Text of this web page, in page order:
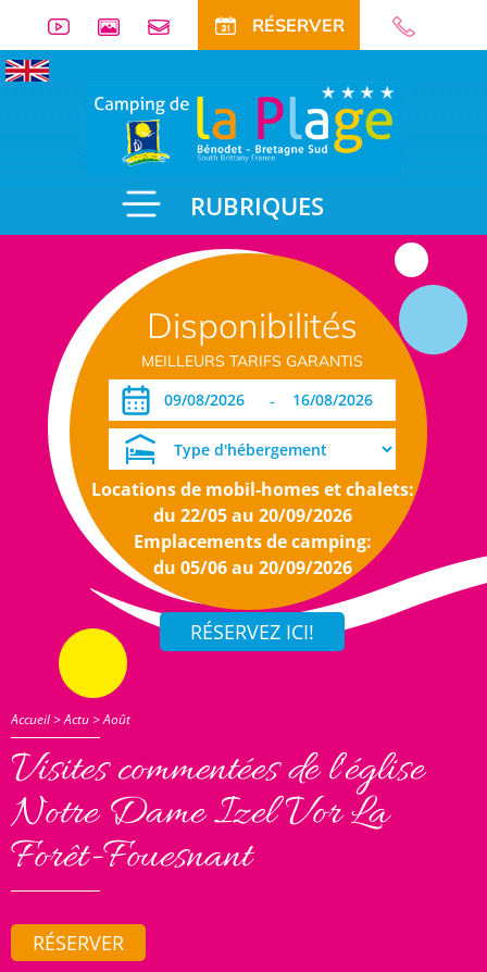
RÉSERVER
RUBRIQUES
Disponibilités
MEILLEURS TARIFS GARANTIS
-
Locations de mobil-homes et chalets:
du 22/05 au 20/09/2026
Emplacements de camping:
du 05/06 au 20/09/2026
Accueil>Actu>Août
Visites commentées de l'église
Notre Dame Izel Vor La
Forêt-Fouesnant
RÉSERVER